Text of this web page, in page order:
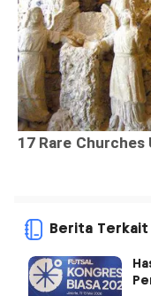
Berita Terkait